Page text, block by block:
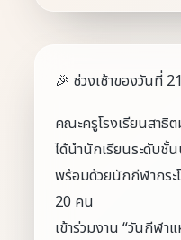
🎉 ช่วงเช้าของวันที่
คณะครูโรงเรียนสาธิ
ได้นำนักเรียนระดับชั้
พร้อมด้วยนักกีฬากระ
20 คน
เข้าร่วมงาน “วันกีฬา